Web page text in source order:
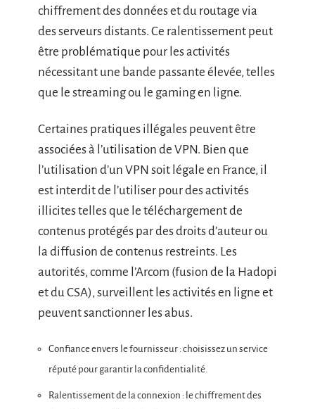
chiffrement des données et du routage via
des serveurs distants. Ce ralentissement peut
être problématique pour les activités
nécessitant une bande passante élevée, telles
que le streaming ou le gaming en ligne.
Certaines pratiques illégales peuvent être
associées à l’utilisation de VPN. Bien que
l’utilisation d’un VPN soit légale en France, il
est interdit de l’utiliser pour des activités
illicites telles que le téléchargement de
contenus protégés par des droits d’auteur ou
la diffusion de contenus restreints. Les
autorités, comme l’Arcom (fusion de la Hadopi
et du CSA), surveillent les activités en ligne et
peuvent sanctionner les abus.
Confiance envers le fournisseur : choisissez un service
réputé pour garantir la confidentialité.
Ralentissement de la connexion : le chiffrement des